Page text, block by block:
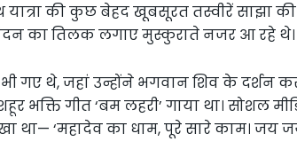
यात्रा की कुछ बेहद खूबसूरत तस्वीरें साझा
का तिलक लगाए मुस्कुराते नजर आ रहे थे।
गए थे, जहां उन्होंने भगवान शिव के दर्शन
गीत ‘बम लहरी’ गाया था। सोशल
था— ‘महादेव का धाम, पूरे सारे काम। जय